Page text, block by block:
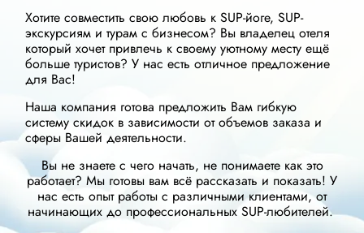
Хотите совместить свою любовь к SUP-йоге, SUP-
экскурсиям и турам с бизнесом? Вы владелец отеля
который хочет привлечь к своему уютному месту ещё
больше туристов? У нас есть отличное предложение
для Вас!
Наша компания готова предложить Вам гибкую
систему скидок в зависимости от объемов заказа и
сферы Вашей деятельности.
Вы не знаете с чего начать, не понимаете как это
работает? Мы готовы вам всё рассказать и показать! У
нас есть опыт работы с различными клиентами, от
начинающих до профессиональных SUP-любителей.